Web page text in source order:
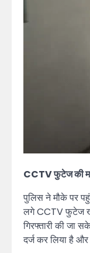
CCTV फुटेज की
पुलिस ने मौके पर
लगे CCTV फुटेज
गिरफ्तारी की जा
दर्ज कर लिया है और